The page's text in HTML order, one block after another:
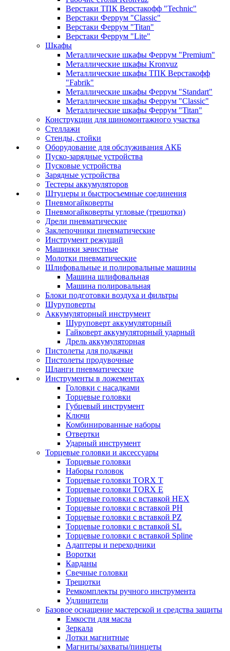
Верстаки ТПК Верстакофф "Technic"
Верстаки Феррум "Classic"
Верстаки Феррум "Titan"
Верстаки Феррум "Lite"
Шкафы
Металлические шкафы Феррум "Premium"
Металлические шкафы Kronvuz
Металлические шкафы ТПК Верстакофф
"Fabrik"
Металлические шкафы Феррум "Standart"
Металлические шкафы Феррум "Classic"
Металлические шкафы Феррум "Titan"
Конструкции для шиномонтажного участка
Стеллажи
Стенды, стойки
Оборудование для обслуживания АКБ
Пуско-зарядные устройства
Пусковые устройства
Зарядные устройства
Тестеры аккумуляторов
Штуцеры и быстросъемные соединения
Пневмогайковерты
Пневмогайковерты угловые (трещотки)
Дрели пневматические
Заклепочники пневматические
Инструмент режущий
Машинки зачистные
Молотки пневматические
Шлифовальные и полировальные машины
Машина шлифовальная
Машина полировальная
Блоки подготовки воздуха и фильтры
Шуруповерты
Аккумуляторный инструмент
Шуруповерт аккумуляторный
Гайковерт аккумуляторный ударный
Дрель аккумуляторная
Пистолеты для подкачки
Пистолеты продувочные
Шланги пневматические
Инструменты в ложементах
Головки с насадками
Торцевые головки
Губцевый инструмент
Ключи
Комбинированные наборы
Отвертки
Ударный инструмент
Торцевые головки и аксессуары
Торцевые головки
Наборы головок
Торцевые головки TORX T
Торцевые головки TORX Е
Торцевые головки с вставкой HEX
Торцевые головки с вставкой PH
Торцевые головки с вставкой PZ
Торцевые головки с вставкой SL
Торцевые головки с вставкой Spline
Адаптеры и переходники
Воротки
Карданы
Свечные головки
Трещотки
Ремкомплекты ручного инструмента
Удлинители
Базовое оснащение мастерской и средства защиты
Емкости для масла
Зеркала
Лотки магнитные
Магниты/захваты/пинцеты